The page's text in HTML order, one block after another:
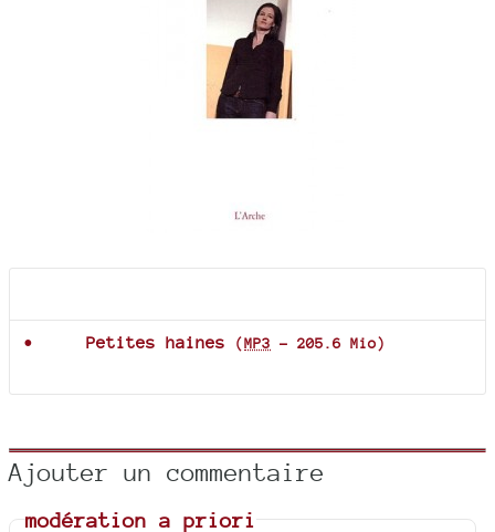
Petites haines (MP3 - 205.6 Mio)
Ajouter un commentaire
modération a priori